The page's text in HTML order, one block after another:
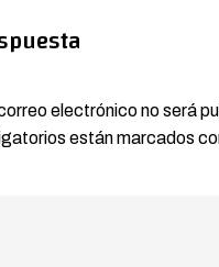
electrónico no será
están marcados